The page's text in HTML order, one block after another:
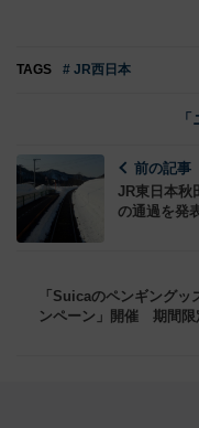
TAGS # JR西日本
前の記事
JR東日本
の通過を発
「Suicaのペンギング
ンペーン」開催 期間限